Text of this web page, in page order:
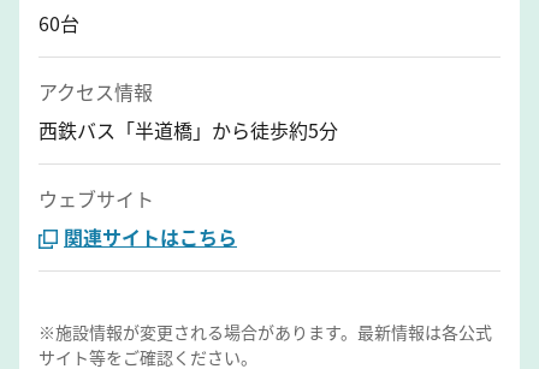
60台
アクセス情報
西鉄バス「半道橋」から徒歩約5分
ウェブサイト
関連サイトはこちら
※施設情報が変更される場合があります。最新情報は各公式
サイト等をご確認ください。